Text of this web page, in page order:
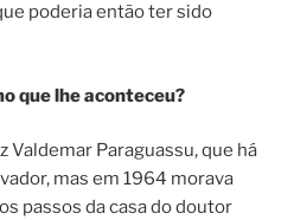
poderia então ter sido
que lhe aconteceu?
Valdemar Paraguassu, que há
mas em 1964 morava
passos da casa do doutor